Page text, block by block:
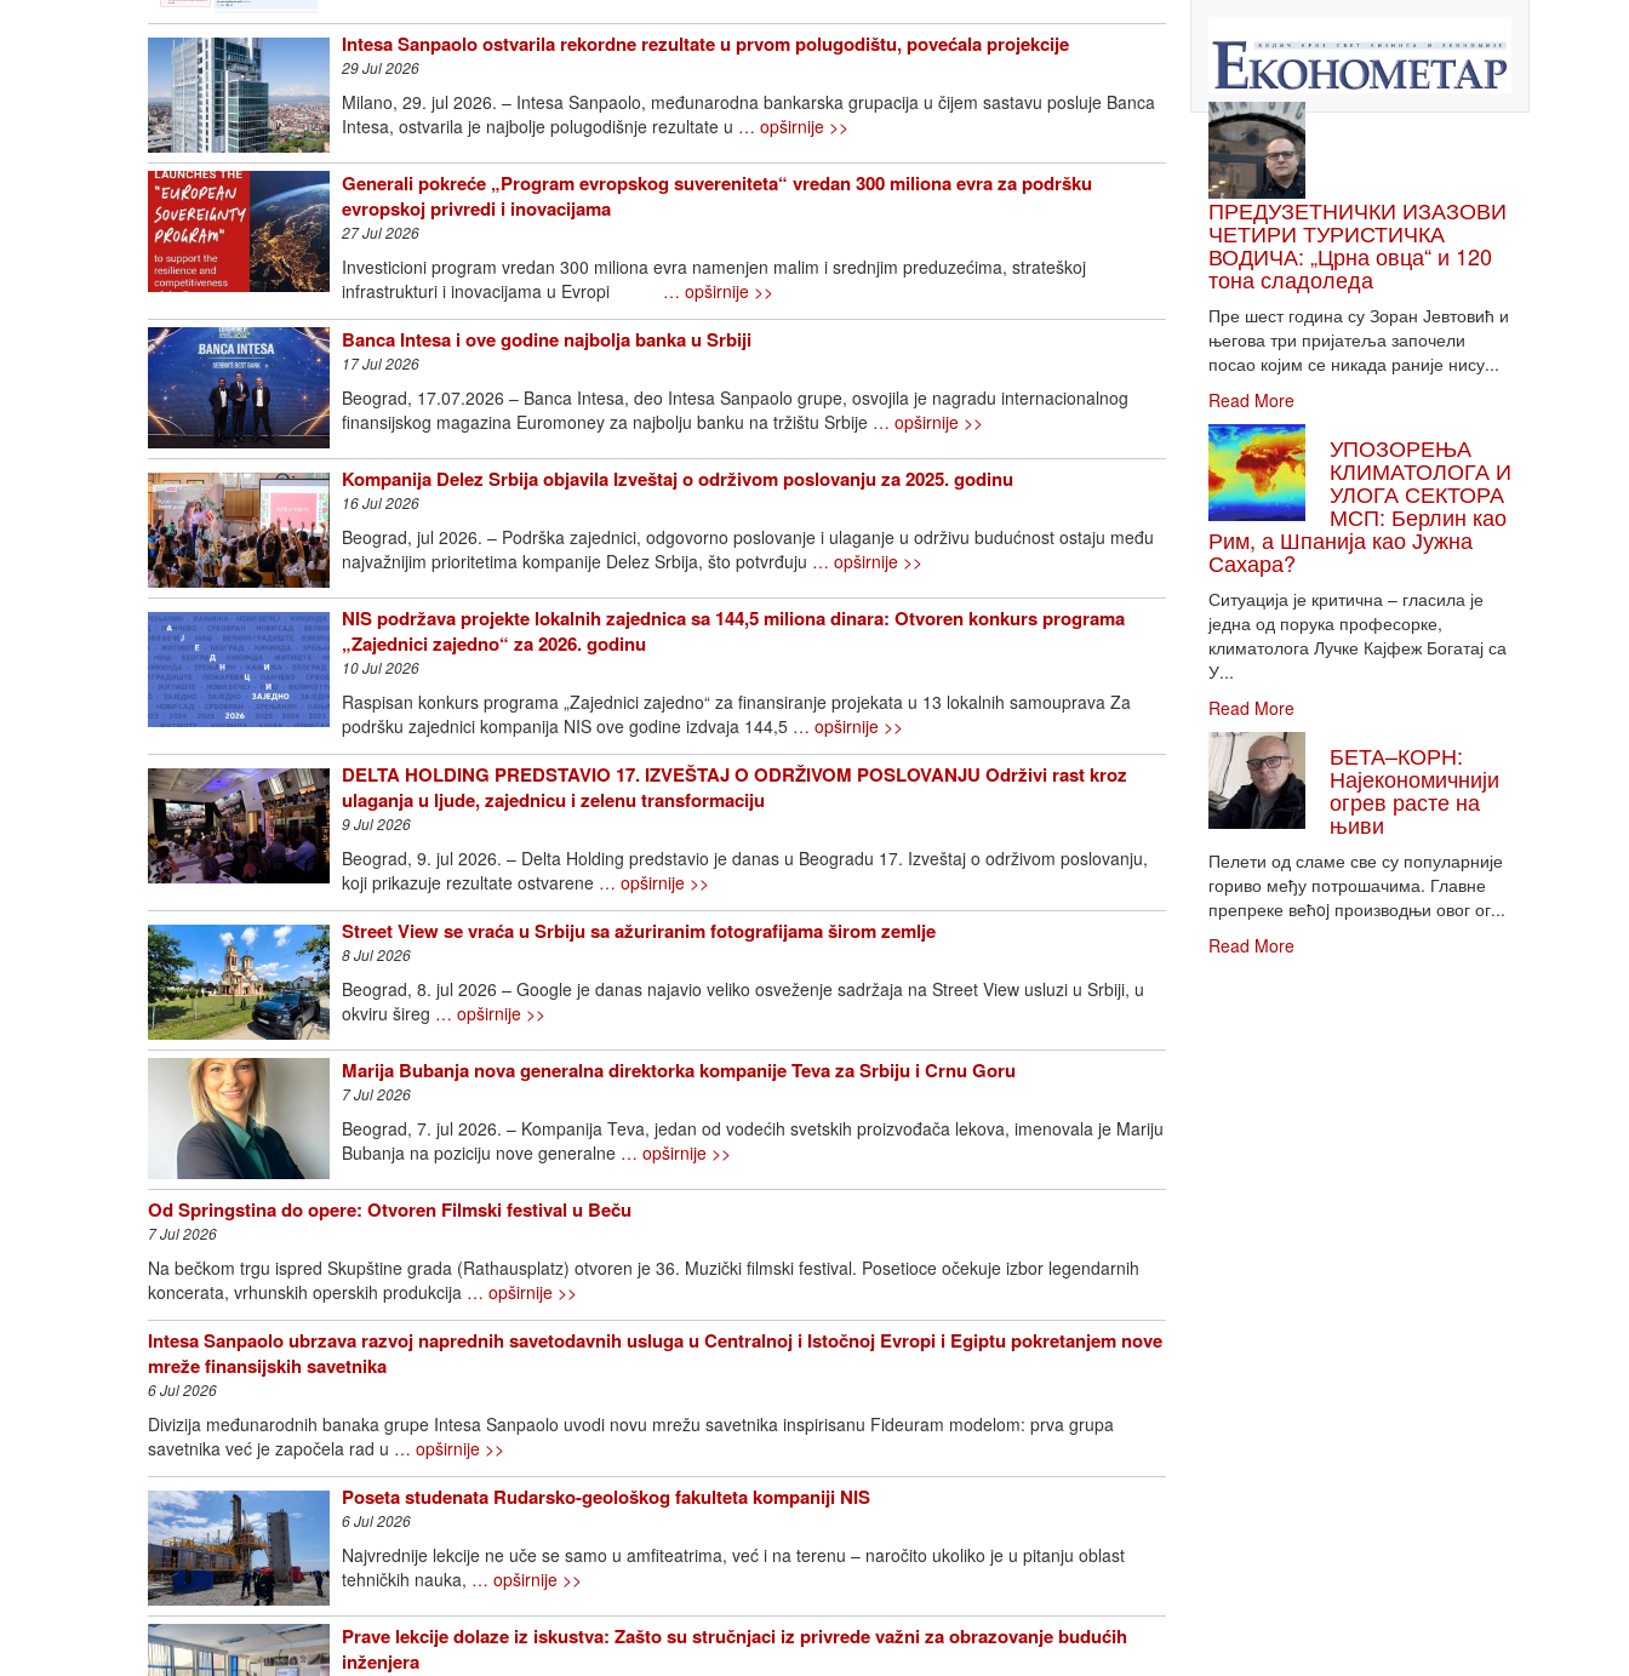
Intesa Sanpaolo ostvarila rekordne rezultate u prvom polugodištu, povećala projekcije
29 Jul 2026
Milano, 29. jul 2026. – Intesa Sanpaolo, međunarodna bankarska grupacija u čijem sastavu posluje Banca
Intesa, ostvarila je najbolje polugodišnje rezultate u … opširnije >>
Generali pokreće „Program evropskog suvereniteta“ vredan 300 miliona evra za podršku
evropskoj privredi i inovacijama
27 Jul 2026
Investicioni program vredan 300 miliona evra namenjen malim i srednjim preduzećima, strateškoj
infrastrukturi i inovacijama u Evropi … opširnije >>
Banca Intesa i ove godine najbolja banka u Srbiji
17 Jul 2026
Beograd, 17.07.2026 – Banca Intesa, deo Intesa Sanpaolo grupe, osvojila je nagradu internacionalnog
finansijskog magazina Euromoney za najbolju banku na tržištu Srbije … opširnije >>
Kompanija Delez Srbija objavila Izveštaj o održivom poslovanju za 2025. godinu
16 Jul 2026
Beograd, jul 2026. – Podrška zajednici, odgovorno poslovanje i ulaganje u održivu budućnost ostaju među
najvažnijim prioritetima kompanije Delez Srbija, što potvrđuju … opširnije >>
NIS podržava projekte lokalnih zajednica sa 144,5 miliona dinara: Otvoren konkurs programa
„Zajednici zajedno“ za 2026. godinu
10 Jul 2026
Raspisan konkurs programa „Zajednici zajedno“ za finansiranje projekata u 13 lokalnih samouprava Za
podršku zajednici kompanija NIS ove godine izdvaja 144,5 … opširnije >>
DELTA HOLDING PREDSTAVIO 17. IZVEŠTAJ O ODRŽIVOM POSLOVANJU Održivi rast kroz
ulaganja u ljude, zajednicu i zelenu transformaciju
9 Jul 2026
Beograd, 9. jul 2026. – Delta Holding predstavio je danas u Beogradu 17. Izveštaj o održivom poslovanju,
koji prikazuje rezultate ostvarene … opširnije >>
Street View se vraća u Srbiju sa ažuriranim fotografijama širom zemlje
8 Jul 2026
Beograd, 8. jul 2026 – Google je danas najavio veliko osveženje sadržaja na Street View usluzi u Srbiji, u
okviru šireg … opširnije >>
Marija Bubanja nova generalna direktorka kompanije Teva za Srbiju i Crnu Goru
7 Jul 2026
Beograd, 7. jul 2026. – Kompanija Teva, jedan od vodećih svetskih proizvođača lekova, imenovala je Mariju
Bubanja na poziciju nove generalne … opširnije >>
Od Springstina do opere: Otvoren Filmski festival u Beču
7 Jul 2026
Na bečkom trgu ispred Skupštine grada (Rathausplatz) otvoren je 36. Muzički filmski festival. Posetioce očekuje izbor legendarnih
koncerata, vrhunskih operskih produkcija … opširnije >>
Intesa Sanpaolo ubrzava razvoj naprednih savetodavnih usluga u Centralnoj i Istočnoj Evropi i Egiptu pokretanjem nove
mreže finansijskih savetnika
6 Jul 2026
Divizija međunarodnih banaka grupe Intesa Sanpaolo uvodi novu mrežu savetnika inspirisanu Fideuram modelom: prva grupa
savetnika već je započela rad u … opširnije >>
Poseta studenata Rudarsko-geološkog fakulteta kompaniji NIS
6 Jul 2026
Najvrednije lekcije ne uče se samo u amfiteatrima, već i na terenu – naročito ukoliko je u pitanju oblast
tehničkih nauka, … opširnije >>
Prave lekcije dolaze iz iskustva: Zašto su stručnjaci iz privrede važni za obrazovanje budućih
inženjera
ПРЕДУЗЕТНИЧКИ ИЗАЗОВИ
ЧЕТИРИ ТУРИСТИЧКА
ВОДИЧА: „Црна овца“ и 120
тона сладоледа
Пре шест година су Зоран Јевтовић и
његова три пријатеља започели
посао којим се никада раније нису...
Read More
УПОЗОРЕЊА
КЛИМАТОЛОГА И
УЛОГА СЕКТОРА
МСП: Берлин као
Рим, а Шпанија као Јужна
Сахара?
Ситуација је критична – гласила је
једна од порука професорке,
климатолога Лучке Кајфеж Богатај са
У...
Read More
БЕТА–КОРН:
Најекономичнији
огрев расте на
њиви
Пелети од сламе све су популарније
гориво међу потрошачима. Главне
препреке већoj производњи овог ог...
Read More